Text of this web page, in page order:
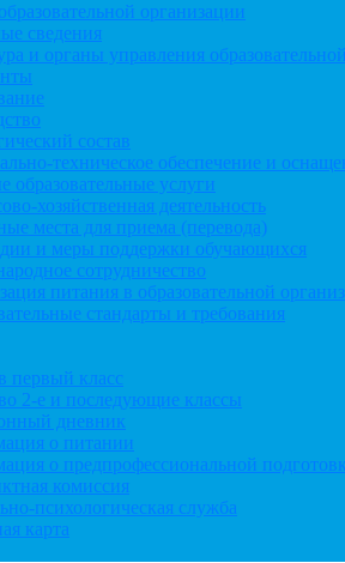
организации
сведения
и органы управления
состав
техническое обеспечение и
образовательные услуги
хозяйственная деятельность
места для приема (перевода)
и меры поддержки обучающихся
сотрудничество
питания в образовательной
стандарты и требования
первый класс
2-е и последующие классы
дневник
о питании
о предпрофессиональной
комиссия
психологическая служба
карта